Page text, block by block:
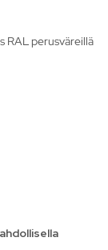
RAL perusväreillä